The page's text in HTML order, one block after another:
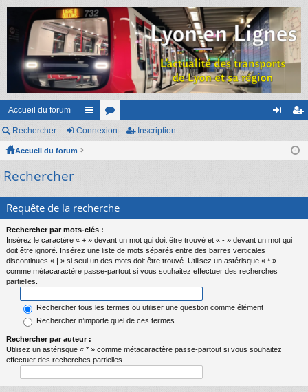
Accueil du forum
ac
s
or
cri
Rechercher Connexion Inscription
Accueil du forum
Rechercher
Requête de la recherche
Rechercher par mots-clés :
Insérez le caractère « + » devant un mot qui doit être trouvé et « - » devant un mot qui
doit être ignoré. Insérez une liste de mots séparés entre des barres verticales
discontinues « | » si seul un des mots doit être trouvé. Utilisez un astérisque « * »
comme métacaractère passe-partout si vous souhaitez effectuer des recherches
partielles.
Rechercher tous les termes ou utiliser une question comme élément
Rechercher n’importe quel de ces termes
Rechercher par auteur :
Utilisez un astérisque « * » comme métacaractère passe-partout si vous souhaitez
effectuer des recherches partielles.